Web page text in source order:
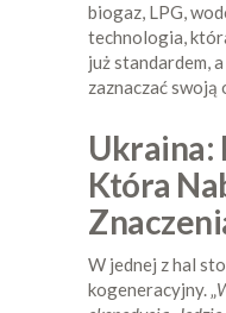
biogaz, LPG,
technologia,
już standardem,
zaznaczać swoją
Ukraina:
Która
W jednej z hal
kogeneracyjny. „